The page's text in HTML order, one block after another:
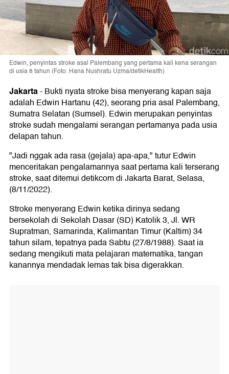
Edwin, penyintas stroke asal Palembang yang pertama kali kena serangan
di usia 8 tahun (Foto: Hana Nushratu Uzma/detikHealth)
Jakarta-Bukti nyata stroke bisa menyerang kapan saja
adalah Edwin Hartanu (42), seorang pria asal Palembang,
Sumatra Selatan (Sumsel). Edwin merupakan penyintas
stroke sudah mengalami serangan pertamanya pada usia
delapan tahun.
"Jadi nggak ada rasa (gejala) apa-apa," tutur Edwin
menceritakan pengalamannya saat pertama kali terserang
stroke, saat ditemui detikcom di Jakarta Barat, Selasa,
(8/11/2022).
Stroke menyerang Edwin ketika dirinya sedang
bersekolah di Sekolah Dasar (SD) Katolik 3, Jl. WR
Supratman, Samarinda, Kalimantan Timur (Kaltim) 34
tahun silam, tepatnya pada Sabtu (27/8/1988). Saat ia
sedang mengikuti mata pelajaran matematika, tangan
kanannya mendadak lemas tak bisa digerakkan.